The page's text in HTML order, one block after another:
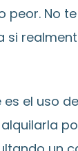
peor. No
si
el uso